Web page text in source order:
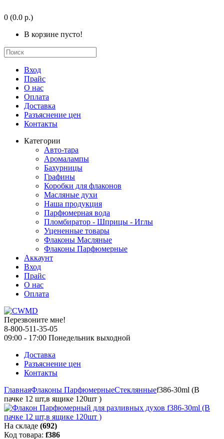
0 (0.0 р.)
В корзине пусто!
Вход
Прайс
О нас
Оплата
Доставка
Разъяснение цен
Контакты
Категории
Авто-тара
Аромалампы
Бахурницы
Графины
Коробки для флаконов
Масляные духи
Наша продукция
Парфюмерная вода
Пломбиратор - Шприцы - Иглы
Уцененные товары
Флаконы Масляные
Флаконы Парфюмерные
Аккаунт
Вход
Прайс
О нас
Оплата
Перезвоните мне!
8-800-511-35-05
09:00 - 17:00 Понедельник выходной
Доставка
Разъяснение цен
Контакты
ГлавнаяФлаконы ПарфюмерныеСтеклянныеf386-30ml (В
пачке 12 шт,в ящике 120шт )
На складе (692)
Код товара: f386